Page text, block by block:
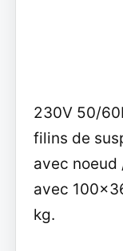
230V 50/
filins de
avec
avec
kg.